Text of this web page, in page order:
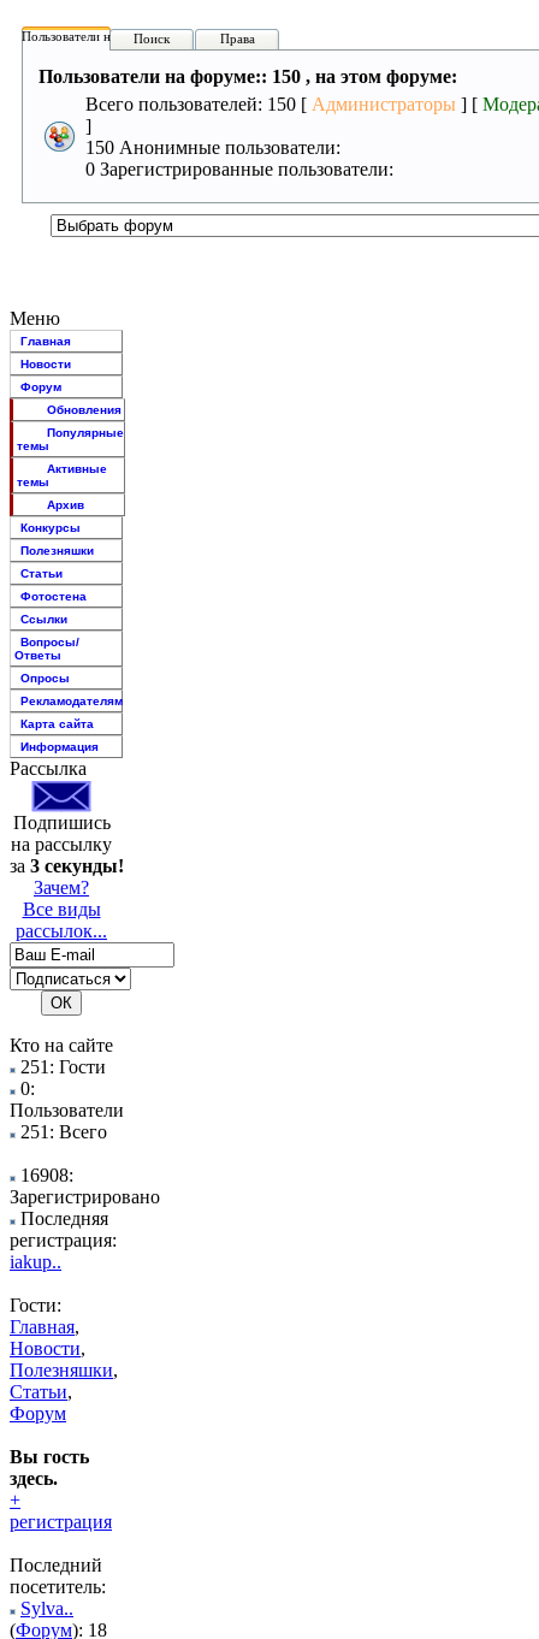
Пользователи на форуме:
Поиск Права
Пользователи на форуме:: 150 , на этом форуме:
Всего пользователей: 150 [ Администраторы ] [
]
150 Анонимные пользователи:
0 Зарегистрированные пользователи:
Меню
Главная
Новости
Форум
Обновления
Популярные
темы
Активные
темы
Архив
Конкурсы
Полезняшки
Статьи
Фотостена
Ссылки
Вопросы/
Ответы
Опросы
Рекламодателям
Карта сайта
Информация
Рассылка
Подпишись
на рассылку
за 3 секунды!
Зачем?
Все виды
рассылок...
Кто на сайте
251: Гости
0:
Пользователи
251: Всего
16908:
Зарегистрировано
Последняя
регистрация:
iakup..
Гости:
Главная,
Новости,
Полезняшки,
Статьи,
Форум
Вы гость
здесь.
+
регистрация
Последний
посетитель:
Sylva..
(Форум): 18